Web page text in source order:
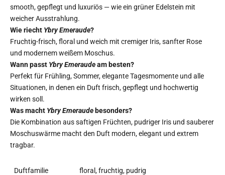
smooth, gepflegt und luxuriös — wie ein grüner Edelstein mit
weicher Ausstrahlung.
Wie riecht Ybry Emeraude?
Fruchtig-frisch, floral und weich mit cremiger Iris, sanfter Rose
und modernem weißem Moschus.
Wann passt Ybry Emeraudeam besten?
Perfekt für Frühling, Sommer, elegante Tagesmomente und alle
Situationen, in denen ein Duft frisch, gepflegt und hochwertig
wirken soll.
Was macht Ybry Emeraude besonders?
Die Kombination aus saftigen Früchten, pudriger Iris und sauberer
Moschuswärme macht den Duft modern, elegant und extrem
tragbar.
Duftfamilie floral, fruchtig, pudrig